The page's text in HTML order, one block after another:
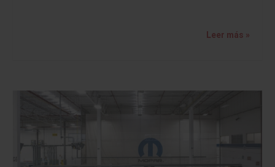
Leer más »